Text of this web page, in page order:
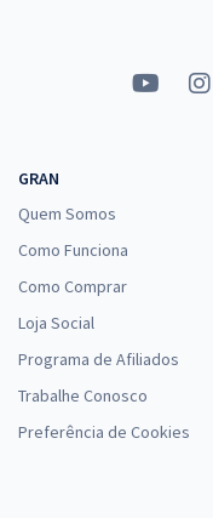
GRAN
Quem Somos
Como Funciona
Como Comprar
Loja Social
Programa de Afiliados
Trabalhe Conosco
Preferência de Cookies